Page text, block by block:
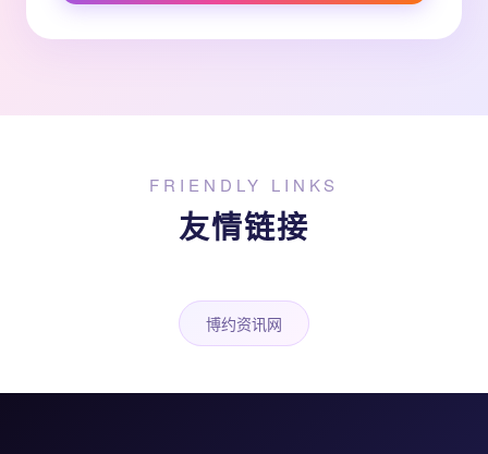
FRIENDLY LINKS
友情链接
博约资讯网